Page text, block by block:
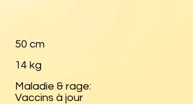
50 cm
14 kg
Maladie & rage:
Vaccins à jour